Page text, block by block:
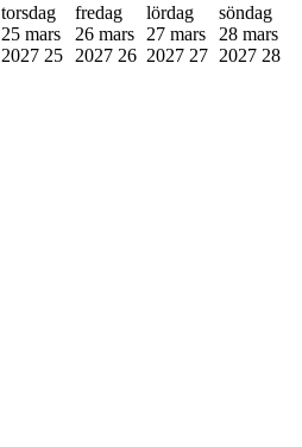
torsdag
25 mars
2027 25
fredag
26 mars
2027 26
lördag
27 mars
2027 27
söndag
28 mars
2027 28